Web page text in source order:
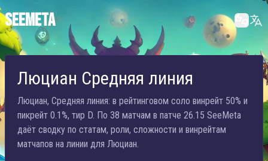
SEEMETA
Люциан Средняя линия
Люциан, Средняя линия: в рейтинговом соло винрейт 50% и
пикрейт 0.1%, тир D. По 38 матчам в патче 26.15 SeeMeta
даёт сводку по статам, роли, сложности и винрейтам
матчапов на линии для Люциан.